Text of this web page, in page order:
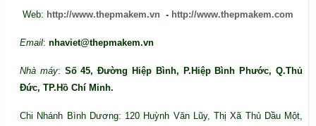
Web: http://www.thepmakem.vn - http://www.thepmakem.com
Email: nhaviet@thepmakem.vn
Nhà máy: Số 45, Đường Hiệp Bình, P.Hiệp Bình Phước, Q.Thủ
Đức, TP.Hồ Chí Minh.
Chi Nhánh Bình Dương: 120 Huỳnh Văn Lũy, Thị Xã Thủ Dầu Một,